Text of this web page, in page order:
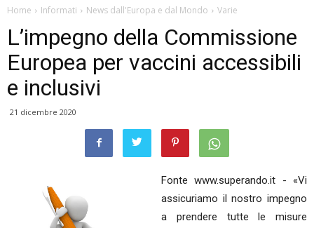
Home Informati News dall'Europa e dal Mondo Varie
L’impegno della Commissione
Europea per vaccini accessibili
e inclusivi
21 dicembre 2020
Fonte www.superando.it - «Vi
assicuriamo il nostro impegno
a prendere tutte le misure